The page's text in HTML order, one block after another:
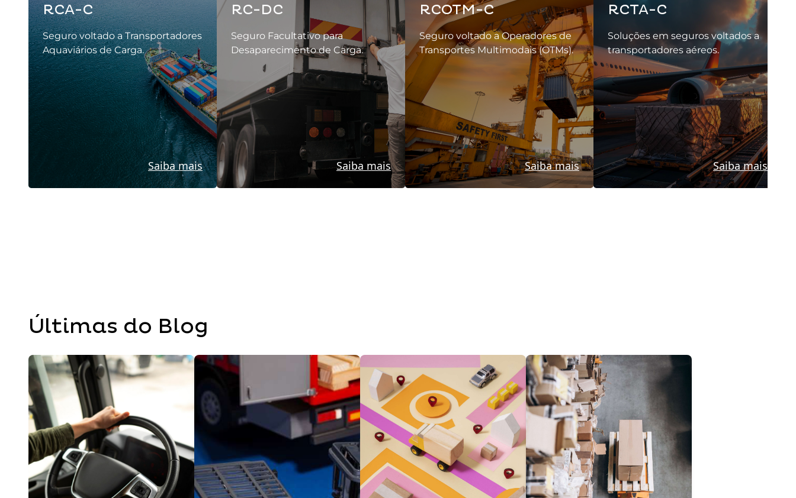
RCA-C
Seguro voltado a Transportadores
Aquaviários de Carga.
Saiba mais
RC-DC
Seguro Facultativo para
Desaparecimento de Carga.
Saiba mais
RCOTM-C
Seguro voltado a Operadores de
Transportes Multimodais (OTMs).
Saiba mais
RCTA-C
Soluções em seguros voltados a
transportadores aéreos.
Saiba mais
Últimas do Blog